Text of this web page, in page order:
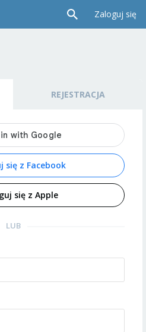
Zaloguj się
REJESTRACJA
się z Facebook
się z Apple
LUB